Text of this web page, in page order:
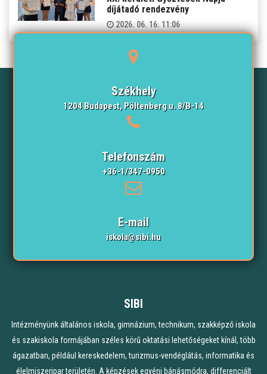
díjátadó rendezvény
2026. 06. 16. 11:06
Székhely
1204 Budapest, Pöltenberg u. 8/B-14
Telefonszám
+36-1/347-0950
E-mail
iskola@sibi.hu
SIBI
Intézményünk általános iskola, gimnázium, technikum, szakképző iskola
és szakiskola formájában széles körű oktatási lehetőségeket kínál, több
ágazatban, például kereskedelem, turizmus-vendéglátás, informatika és
élelmiszeripar területén. A képzések egyéni bánásmódra, differenciált